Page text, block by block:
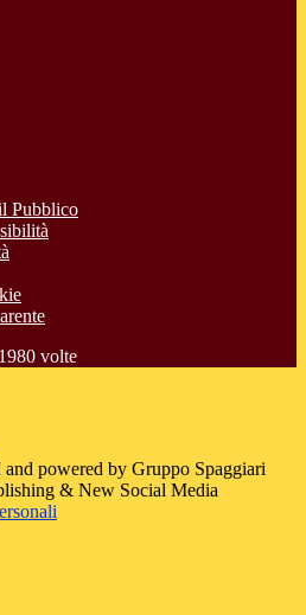
Pubblico
volte
powered by Gruppo Spaggiari
& New Social Media